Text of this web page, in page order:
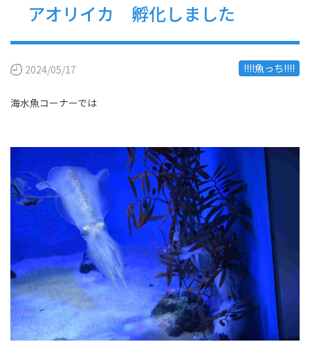
アオリイカ 孵化しました
2024/05/17 !!!!魚っち!!!!
海水魚コーナーでは